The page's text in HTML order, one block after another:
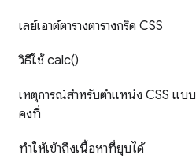
เลย์เอาต์ตารางตารางกริด CSS
วิธีใช้ calc()
เหตุการณ์สำหรับตำแหน่ง CSS แบบ
คงที่
ทำให้เข้าถึงเนื้อหาที่ยุบได้